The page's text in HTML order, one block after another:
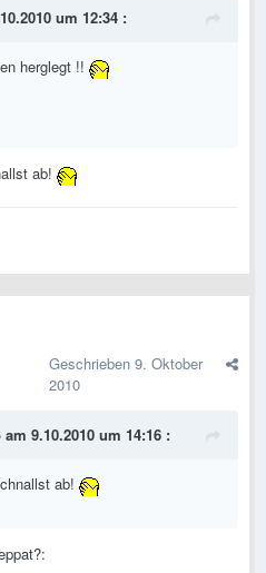
um 12:34 :
herglegt !!
ab!
Geschrieben 9. Oktober
2010
9.10.2010 um 14:16 :
ab!